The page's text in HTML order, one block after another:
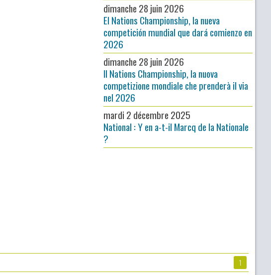
dimanche 28 juin 2026
El Nations Championship, la nueva
competición mundial que dará comienzo en
2026
dimanche 28 juin 2026
Il Nations Championship, la nuova
competizione mondiale che prenderà il via
nel 2026
mardi 2 décembre 2025
National : Y en a-t-il Marcq de la Nationale
?
1